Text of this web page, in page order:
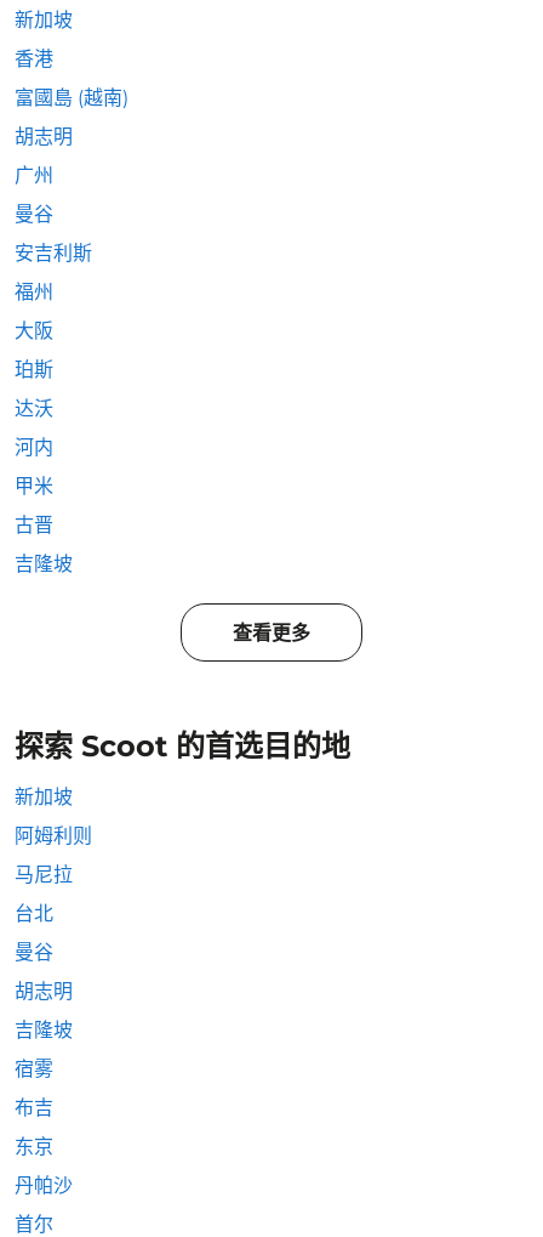
新加坡
香港
富國島 (越南)
胡志明
广州
曼谷
安吉利斯
福州
大阪
珀斯
达沃
河内
甲米
古晋
吉隆坡
查看更多
探索 Scoot 的首选目的地
新加坡
阿姆利则
马尼拉
台北
曼谷
胡志明
吉隆坡
宿雾
布吉
东京
丹帕沙
首尔